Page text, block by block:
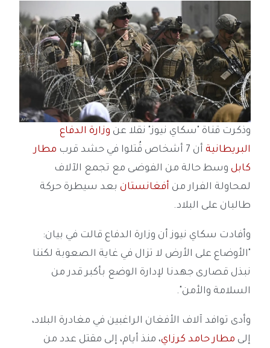
وذكرت قناة "سكاي نيوز" نقلا عن وزارة الدفاع
البريطانية أن 7 أشخاص قُتلوا في حشد قرب
مطار
كابل وسط حالة من الفوضى مع تجمع الآلاف
لمحاولة الفرار من أفغانستان بعد سيطرة حركة
طالبان على البلاد.
وأفادت سكاي نيوز أن وزارة الدفاع قالت في بيان:
"الأوضاع على الأرض لا تزال في غاية الصعوبة لكننا
نبذل قصارى جهدنا لإدارة الوضع بأكبر قدر من
السلامة والأمن".
وأدى توافد آلاف الأفغان الراغبين في مغادرة البلاد،
إلى مطار حامد كرزاي، منذ أيام، إلى مقتل عدد من